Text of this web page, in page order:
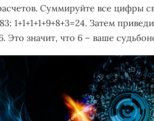
Суммируйте все цифры
1+1+1+1+9+8+3=24. Затем
Это значит, что 6 – ваше